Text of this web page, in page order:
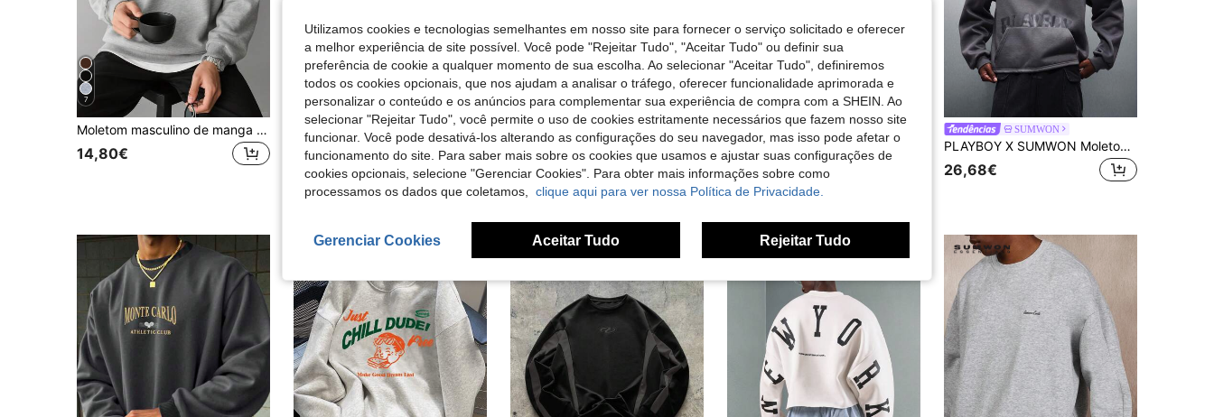
1M
7
Moletom masculino de manga comprida com gola alta, zíper e meio abotoamento, ideal para o dia a dia no outono/inverno.
14,80€
SUMWON
PLAYBOY X SUMWON Moletom oversized com bolso central e estampa do logo no peito para um look casual streetwear.
28,14€
31
SUMWON Moletons,Moletom Vintage Solto com Gola Redonda - Castanho, Perfeito, Ocasiões Casuais, Imprescindível, Férias, Marca de Luxo, Ideal, Looks de Verão e Outono
21,78€
15
25,73€
SUMWON
PLAYBOY X SUMWON Moletom masculino cropped cinza com barra desfiada, gola redonda, manga longa, estilo streetwear confortável e descontraído para o inverno e outono.
26,68€
Utilizamos cookies e tecnologias semelhantes em nosso site para fornecer o serviço solicitado e oferecer
a melhor experiência de site possível. Você pode "Rejeitar Tudo", "Aceitar Tudo" ou definir sua
preferência de cookie a qualquer momento de sua escolha. Ao selecionar "Aceitar Tudo", definiremos
todos os cookies opcionais, que nos ajudam a analisar o tráfego, oferecer funcionalidade aprimorada e
personalizar o conteúdo e os anúncios para complementar sua experiência de compra com a SHEIN. Ao
selecionar "Rejeitar Tudo", você permite o uso de cookies estritamente necessários que fazem nosso site
funcionar. Você pode desativá-los alterando as configurações do seu navegador, mas isso pode afetar o
funcionamento do site. Para saber mais sobre os cookies que usamos e ajustar suas configurações de
cookies opcionais, selecione "Gerenciar Cookies". Para obter mais informações sobre como
processamos os dados que coletamos, clique aqui para ver nossa Política de Privacidade.
Gerenciar Cookies Aceitar Tudo Rejeitar Tudo